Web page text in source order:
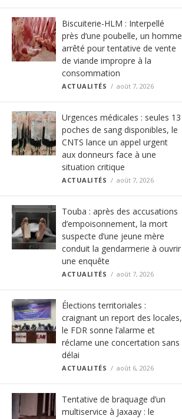
Biscuiterie-HLM : Interpellé
près d’une poubelle, un homme
arrêté pour tentative de vente
de viande impropre à la
consommation
ACTUALITÉS août 7, 2026
Urgences médicales : seules 13
poches de sang disponibles, le
CNTS lance un appel urgent
aux donneurs face à une
situation critique
ACTUALITÉS août 7, 2026
Touba : après des accusations
d’empoisonnement, la mort
suspecte d’une jeune mère
conduit la gendarmerie à ouvrir
une enquête
ACTUALITÉS août 7, 2026
Élections territoriales :
craignant un report des locales,
le FDR sonne l’alarme et
réclame une concertation sans
délai
ACTUALITÉS août 6, 2026
Tentative de braquage d’un
multiservice à Jaxaay : le